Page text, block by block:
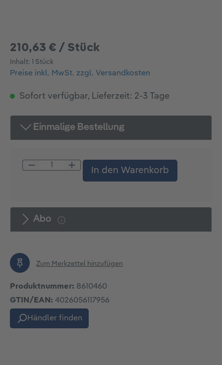
210,63 € / Stück
Inhalt: 1 Stück
Preise inkl. MwSt. zzgl. Versandkosten
Sofort verfügbar, Lieferzeit: 2-3 Tage
Einmalige Bestellung
Produkt Anzahl: Gib den gewünschten
In den Warenkorb
Abo
Zum Merkzettel hinzufügen
Produktnummer: 8610460
GTIN/EAN: 4026056117956
Händler finden